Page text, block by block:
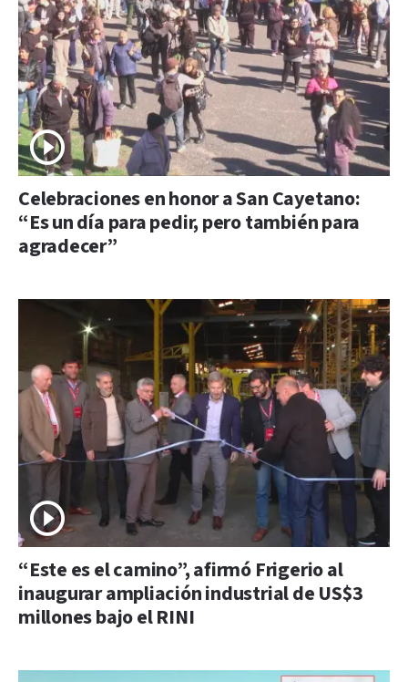
Celebraciones en honor a San Cayetano:
“Es un día para pedir, pero también para
agradecer”
“Este es el camino”, afirmó Frigerio al
inaugurar ampliación industrial de US$3
millones bajo el RINI